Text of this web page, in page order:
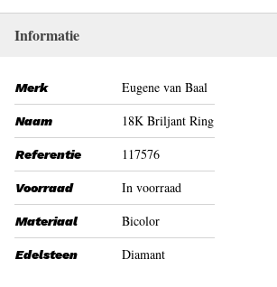
Informatie
Merk Eugene van Baal
Naam 18K Briljant Ring
Referentie 117576
Voorraad In voorraad
Materiaal Bicolor
Edelsteen Diamant